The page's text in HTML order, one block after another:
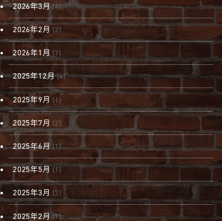
2026年3月(4)
2026年2月 (2)
2026年1月(7)
2025年12月(4)
2025年9月 (1)
2025年7月 (2)
2025年6月(1)
2025年5月 (1)
2025年3月(2)
2025年2月(1)